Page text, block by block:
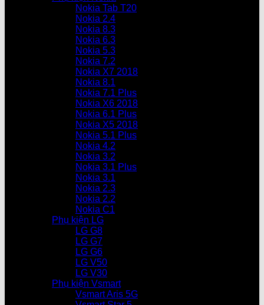
Nokia Tab T20
Nokia 2.4
Nokia 8.3
Nokia 6.3
Nokia 5.3
Nokia 7.2
Nokia X7 2018
Nokia 8.1
Nokia 7.1 Plus
Nokia X6 2018
Nokia 6.1 Plus
Nokia X5 2018
Nokia 5.1 Plus
Nokia 4.2
Nokia 3.2
Nokia 3.1 Plus
Nokia 3.1
Nokia 2.3
Nokia 2.2
Nokia C1
Phụ kiện LG
LG G8
LG G7
LG G6
LG V50
LG V30
Phụ kiện Vsmart
Vsmart Aris 5G